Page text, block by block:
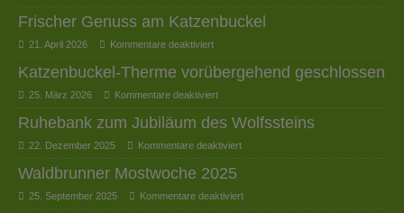
Frischer Genuss am Katzenbuckel
21. April 2026 Kommentare deaktiviert
Katzenbuckel-Therme vorübergehend geschlossen
25. März 2026 Kommentare deaktiviert
Ruhebank zum Jubiläum des Wolfssteins
22. Dezember 2025 Kommentare deaktiviert
Waldbrunner Mostwoche 2025
25. September 2025 Kommentare deaktiviert